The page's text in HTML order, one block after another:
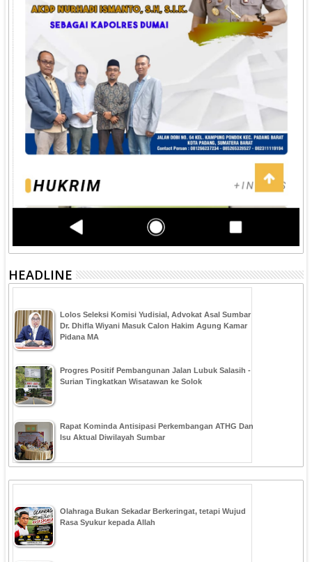
HEADLINE
‎Lolos Seleksi Komisi Yudisial, Advokat Asal Sumbar
Dr. Dhifla Wiyani Masuk Calon Hakim Agung Kamar
Pidana MA
Progres Positif Pembangunan Jalan Lubuk Salasih -
Surian Tingkatkan Wisatawan ke Solok
Rapat Kominda Antisipasi Perkembangan ATHG Dan
Isu Aktual Diwilayah Sumbar
Olahraga Bukan Sekadar Berkeringat, tetapi Wujud
Rasa Syukur kepada Allah